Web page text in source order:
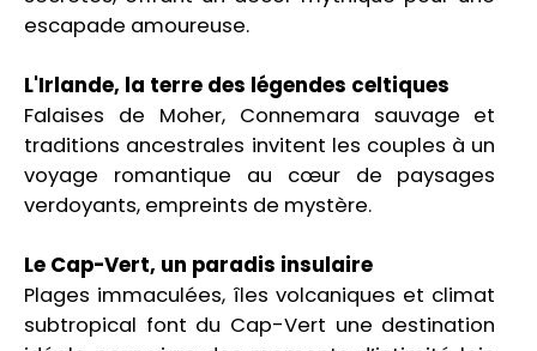
escapade amoureuse.
L'Irlande, la terre des légendes celtiques
Falaises de Moher, Connemara sauvage et
traditions ancestrales invitent les couples à un
voyage romantique au cœur de paysages
verdoyants, empreints de mystère.
Le Cap-Vert, un paradis insulaire
Plages immaculées, îles volcaniques et climat
subtropical font du Cap-Vert une destination